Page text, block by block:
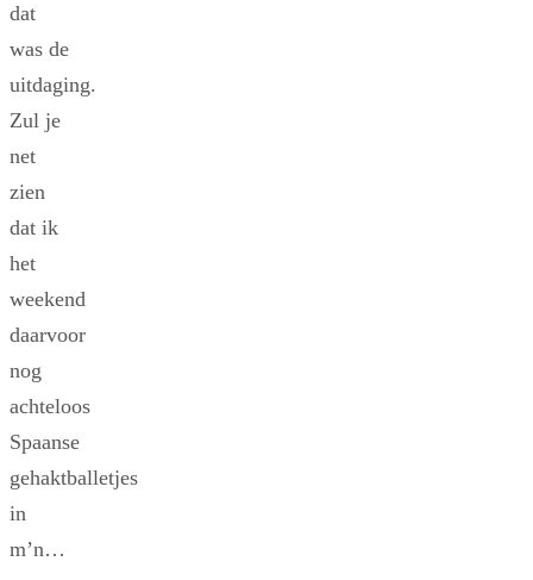
dat
was de
uitdaging.
Zul je
net
zien
dat ik
het
weekend
daarvoor
nog
achteloos
Spaanse
gehaktballetjes
in
m’n…